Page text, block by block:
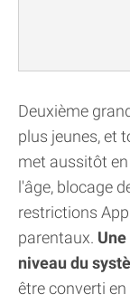
Deuxième
plus jeunes, et
met aussitôt
l'âge, blocage
restrictions
parentaux.
niveau du
être converti